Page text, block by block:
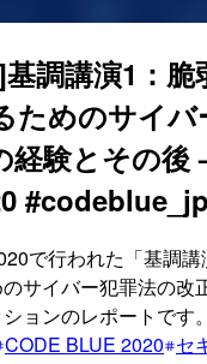
調講演1：脆
ためのサイバ
経験とその後
#codeblue_jp
で行われた「基調
サイバー犯罪法の改
ョンのレポートです。
CODE BLUE 2020 セ